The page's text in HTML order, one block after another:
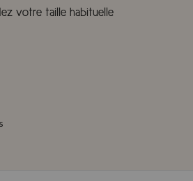
votre taille habituelle